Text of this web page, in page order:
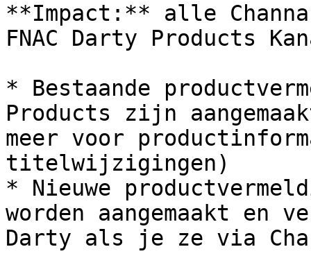
**Impact:** alle
FNAC Darty Products
* Bestaande
Products zijn
meer voor
titelwijzigingen)
* Nieuwe
worden aangemaakt en
Darty als je ze via